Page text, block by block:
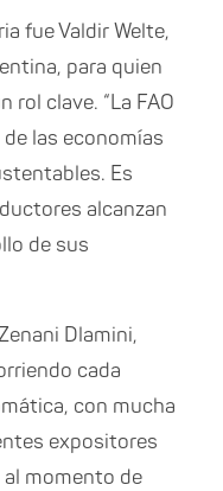
fue Valdir Welte,
para quien
rol clave. “La FAO
las economías
Es
alcanzan
de sus
Dlamini,
cada
con mucha
expositores
momento de